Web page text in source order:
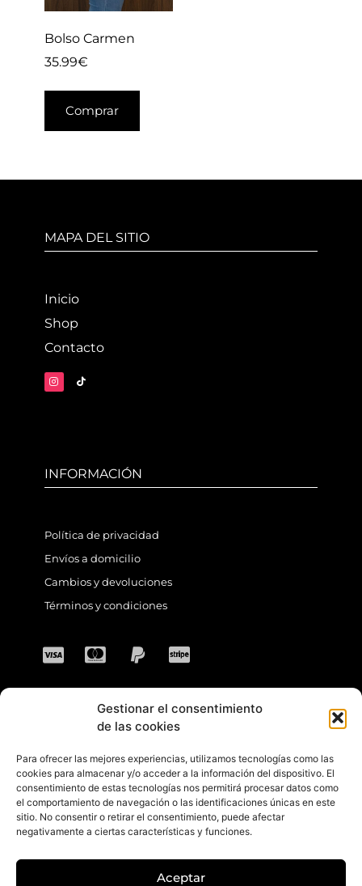
Gestionar el consentimiento
de las cookies
Para ofrecer las mejores experiencias, utilizamos tecnologías como las
cookies para almacenar y/o acceder a la información del dispositivo. El
consentimiento de estas tecnologías nos permitirá procesar datos como
el comportamiento de navegación o las identificaciones únicas en este
sitio. No consentir o retirar el consentimiento, puede afectar
negativamente a ciertas características y funciones.
Aceptar
Bolso Carmen
35.99€
Comprar
MAPA DEL SITIO
Inicio
Shop
Contacto
INFORMACIÓN
Política de privacidad
Envíos a domicilio
Cambios y devoluciones
Términos y condiciones
CONTACTO
Dirección: C. Sta. María Magdalena, 14,
41701 Dos Hermanas, Sevilla, España
Teléfono +34 694 46 69 91
hs y 17:30 a 20:30 hs. Sábados de 10:30 a